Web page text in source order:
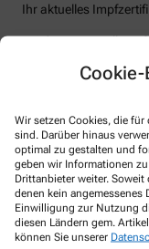
Wir setzen Cookies, die
sind. Darüber hinaus
optimal zu gestalten und
geben wir Informationen
Drittanbieter weiter. Soweit
denen kein angemessenes
Einwilligung zur Nutzung
diesen Ländern gem.
können Sie unserer
Ihr aktuelles
Bei der Ersterstellung
Kontakt
Apotheke im